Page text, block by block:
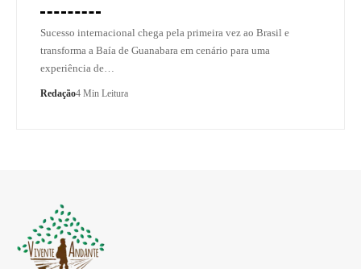
Sucesso internacional chega pela primeira vez ao Brasil e
transforma a Baía de Guanabara em cenário para uma
experiência de…
Redação4 Min Leitura